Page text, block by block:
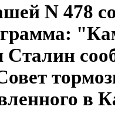
N 478
Сталин
в